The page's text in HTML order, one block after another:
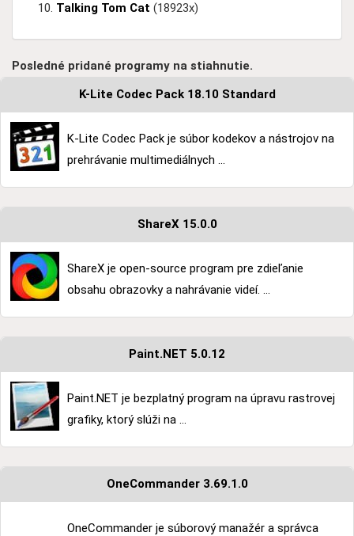
Talking Tom Cat (18923x)
Posledné pridané programy na stiahnutie.
K-Lite Codec Pack 18.10 Standard
K-Lite Codec Pack je súbor kodekov a nástrojov na
prehrávanie multimediálnych ...
ShareX 15.0.0
ShareX je open-source program pre zdieľanie
obsahu obrazovky a nahrávanie videí. ...
Paint.NET 5.0.12
Paint.NET je bezplatný program na úpravu rastrovej
grafiky, ktorý slúži na ...
OneCommander 3.69.1.0
OneCommander je súborový manažér a správca